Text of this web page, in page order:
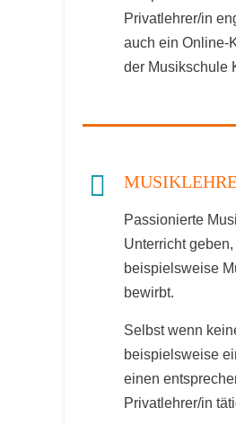
Privatlehrer/in
auch ein Online-
der Musikschule
Passionierte
Unterricht
beispielsweise
bewirbt.
Selbst wenn
beispielsweise
einen
Privatlehrer/in